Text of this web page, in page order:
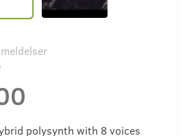
polysynth with 8 voices